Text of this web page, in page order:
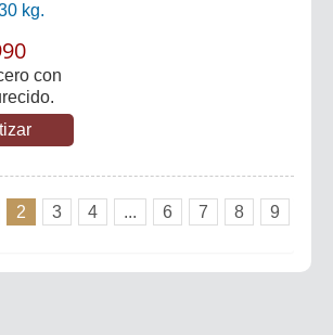
kg.
con
2 3 4 ... 6 7 8
9